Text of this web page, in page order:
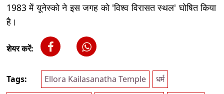
1983 में यूनेस्को ने इस जगह को 'विश्व विरासत स्थल' घोषित किया
है।
शेयर करें:
Tags: Ellora Kailasanatha Temple
धर्म